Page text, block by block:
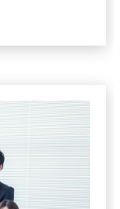
を分かりやす
を積極的に取
関係を構築す